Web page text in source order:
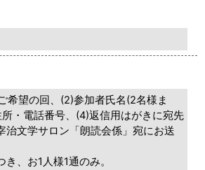
希望の回、(2)参加者氏名(2名様ま
・電話番号、(4)返信用はがきに宛先
治文学サロン「朗読会係」宛にお送
、お1人様1通のみ。